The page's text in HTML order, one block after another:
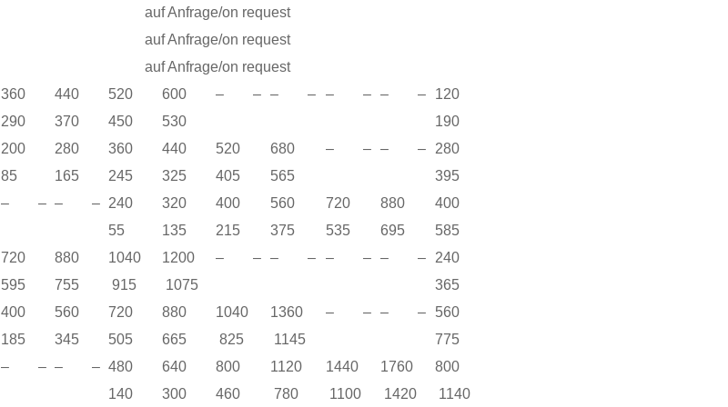
auf Anfrage/on request
auf Anfrage/on request
auf Anfrage/on request
360
290
440
370
520
450
600
530
– – – – – – – –
120
190
200
85
280
165
360
245
440
325
520
405
680
565
– – – –
280
395
– – – – 240
55
320
135
400
215
560
375
720
535
880
695
400
585
720
595
880
755
1040
915
1200
1075
– – – – – – – –
240
365
400
185
560
345
720
505
880
665
1040
825
1360
1145
– – – –
560
775
– – – – 480
140
640
300
800
460
1120
780
1440
1100
1760
1420
800
1140